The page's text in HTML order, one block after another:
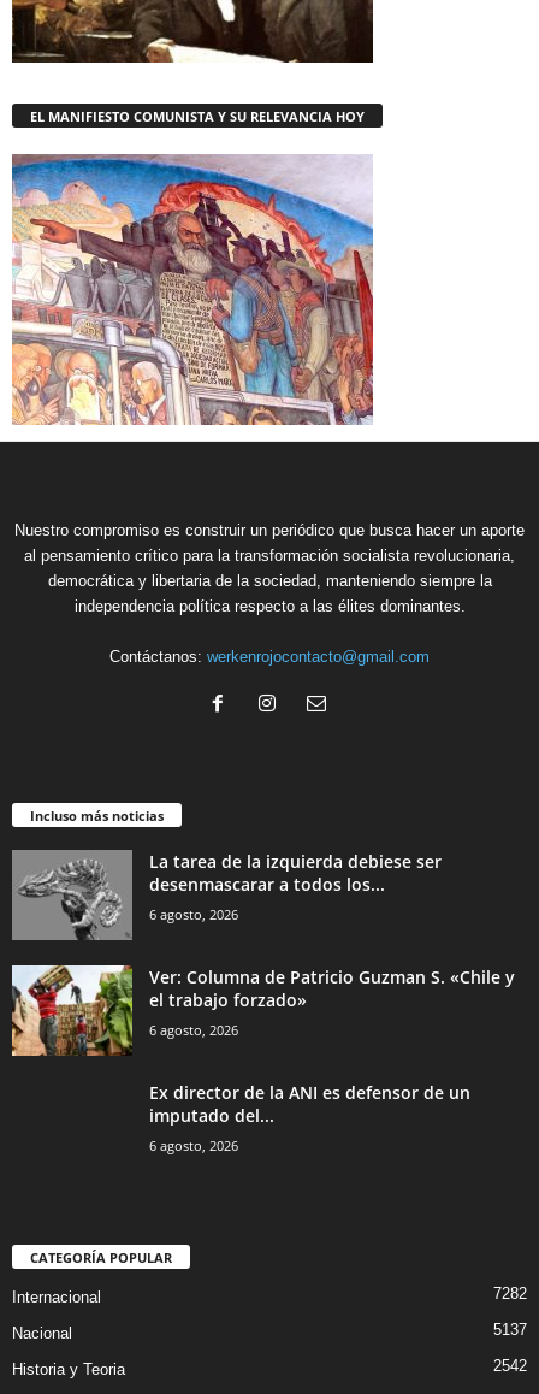
EL MANIFIESTO COMUNISTA Y SU RELEVANCIA HOY
Nuestro compromiso es construir un periódico que busca hacer un aporte
al pensamiento crítico para la transformación socialista revolucionaria,
democrática y libertaria de la sociedad, manteniendo siempre la
independencia política respecto a las élites dominantes.
Contáctanos: werkenrojocontacto@gmail.com
Incluso más noticias
La tarea de la izquierda debiese ser
desenmascarar a todos los...
6 agosto, 2026
Ver: Columna de Patricio Guzman S. «Chile y
el trabajo forzado»
6 agosto, 2026
Ex director de la ANI es defensor de un
imputado del...
6 agosto, 2026
CATEGORÍA POPULAR
Internacional 7282
Nacional 5137
Historia y Teoria
2542